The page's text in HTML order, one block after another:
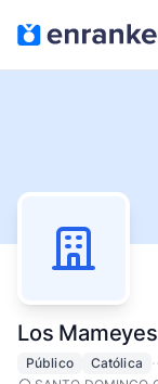
Los
Público Católica ··